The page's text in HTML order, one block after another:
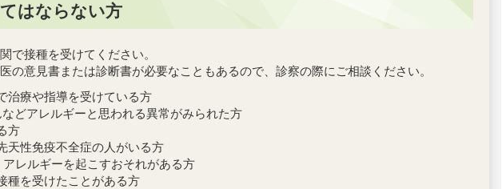
はならない方
で接種を受けてください。
意見書または診断書が必要なこともあるので、診察の際にご相談ください。
治療や指導を受けている方
どアレルギーと思われる異常がみられた方
方
天性免疫不全症の人がいる方
レルギーを起こすおそれがある方
種を受けたことがある方